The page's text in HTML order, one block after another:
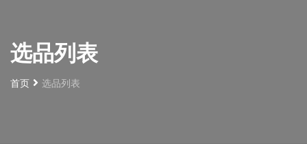
选品列表
首页 选品列表